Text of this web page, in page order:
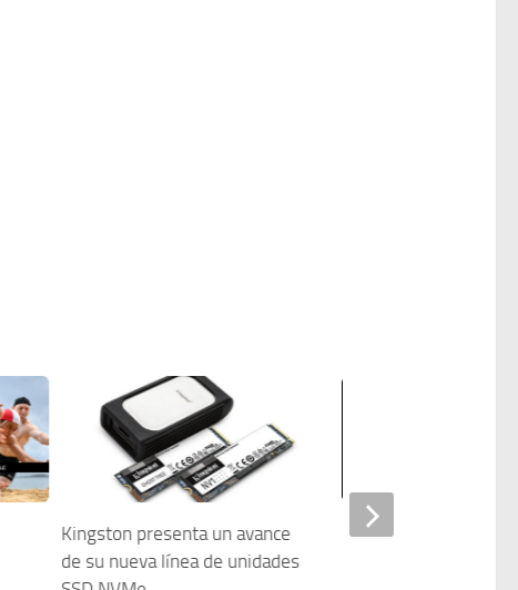
Kingston presenta un avance
de su nueva línea de unidades
Nikon lanza la